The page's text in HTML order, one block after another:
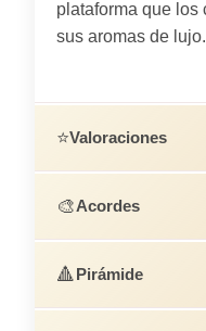
plataforma que los
sus aromas de lujo.
⭐Valoraciones
🎨Acordes
🔺Pirámide